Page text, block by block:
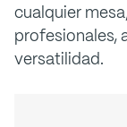
cualquier
profesionales,
versatilidad.